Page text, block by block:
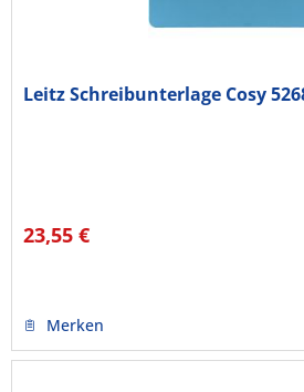
Leitz Schreibunterlage Cosy
23,55 €
Merken